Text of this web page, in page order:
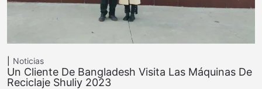
Noticias
Un Cliente De Bangladesh Visita Las Máquinas De
Reciclaje Shuliy 2023